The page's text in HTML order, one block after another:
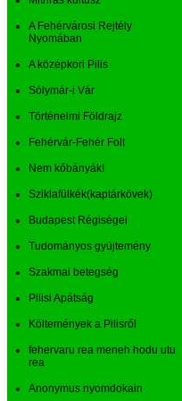
A Fehérvárosi Rejtély
Nyomában
A középkori Pilis
Sólymár-i Vár
Történelmi Földrajz
Fehérvár-Fehér Folt
Nem kőbányák!
Sziklafülkék(kaptárkövek)
Budapest Régiségei
Tudományos gyüjtemény
Szakmai betegség
Pilisi Apátság
Költemények a Pilisről
fehervaru rea meneh hodu utu
rea
Anonymus nyomdokain